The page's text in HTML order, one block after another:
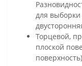
для
Торцевой,
плоской